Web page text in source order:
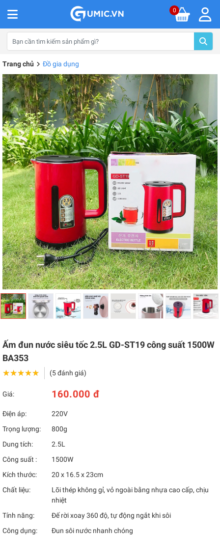
0
Trang chủ Đồ gia dụng
Ấm đun nước siêu tốc 2.5L GD-ST19 công suất 1500W
BA353
★★★★★
★★★★★ (5 đánh giá)
Giá: 160.000 đ
Điện áp:
220V
Trọng lượng:
800g
Dung tích:
2.5L
Công suất :
1500W
Kích thước:
20 x 16.5 x 23cm
Chất liệu:
Lõi thép không gỉ, vỏ ngoài bằng nhựa cao cấp, chịu
nhiệt
Tính năng:
Đế rời xoay 360 độ, tự động ngắt khi sôi
Công dụng:
Đun sôi nước nhanh chóng